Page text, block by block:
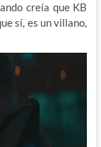
creía que KB
sí, es un villano,